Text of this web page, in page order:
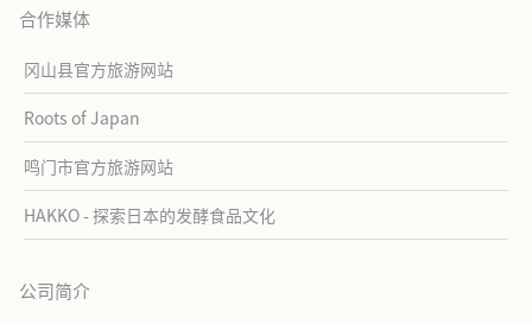
合作媒体
冈山县官方旅游网站
Roots of Japan
鸣门市官方旅游网站
HAKKO - 探索日本的发酵食品文化
公司简介